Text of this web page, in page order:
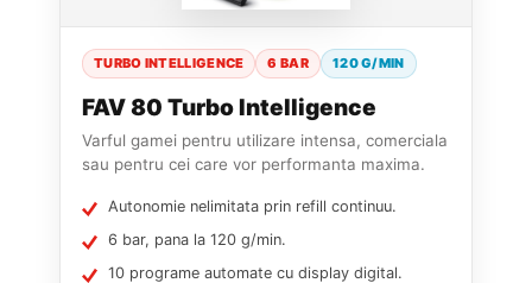
TURBO INTELLIGENCE 6 BAR 120 G/MIN
FAV 80 Turbo Intelligence
Varful gamei pentru utilizare intensa, comerciala
sau pentru cei care vor performanta maxima.
Autonomie nelimitata prin refill continuu.
6 bar, pana la 120 g/min.
10 programe automate cu display digital.